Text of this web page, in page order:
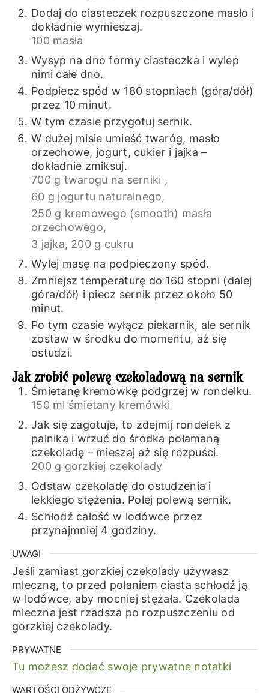
Dodaj do ciasteczek rozpuszczone masło i
dokładnie wymieszaj.
100 masła
Wysyp na dno formy ciasteczka i wylep
nimi całe dno.
Podpiecz spód w 180 stopniach (góra/dół)
przez 10 minut.
W tym czasie przygotuj sernik.
W dużej misie umieść twaróg, masło
orzechowe, jogurt, cukier i jajka –
dokładnie zmiksuj.
700 g twarogu na serniki ,
60 g jogurtu naturalnego,
250 g kremowego (smooth) masła
orzechowego,
3 jajka, 200 g cukru
Wylej masę na podpieczony spód.
Zmniejsz temperaturę do 160 stopni (dalej
góra/dół) i piecz sernik przez około 50
minut.
Po tym czasie wyłącz piekarnik, ale sernik
zostaw w środku do momentu, aż się
ostudzi.
Jak zrobić polewę czekoladową na sernik
Śmietanę kremówkę podgrzej w rondelku.
150 ml śmietany kremówki
Jak się zagotuje, to zdejmij rondelek z
palnika i wrzuć do środka połamaną
czekoladę – mieszaj aż się rozpuści.
200 g gorzkiej czekolady
Odstaw czekoladę do ostudzenia i
lekkiego stężenia. Polej polewą sernik.
Schłodź całość w lodówce przez
przynajmniej 4 godziny.
UWAGI
Jeśli zamiast gorzkiej czekolady używasz
mleczną, to przed polaniem ciasta schłodź ją
w lodówce, aby mocniej stężała. Czekolada
mleczna jest rzadsza po rozpuszczeniu od
gorzkiej czekolady.
PRYWATNE
Tu możesz dodać swoje prywatne notatki
WARTOŚCI ODŻYWCZE